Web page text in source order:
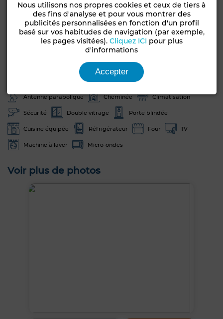
Années
10-20 ans
Étage du bien
5ème
Orientation Type du sol
Marbre
Garage Ascenseur
Façade extérieure Salon européen
Antenne parabolique Cheminée Climatisation
Sécurité Double vitrage Porte blindée
Cuisine équipée Réfrigérateur Four TV
Machine à laver Micro-ondes
Voir plus de photos
Nous utilisons nos propres cookies et ceux de tiers à
des fins d'analyse et pour vous montrer des
publicités personnalisées en fonction d'un profil
basé sur vos habitudes de navigation (par exemple,
les pages visitées). Cliquez ICI pour plus
d'informations
Accepter